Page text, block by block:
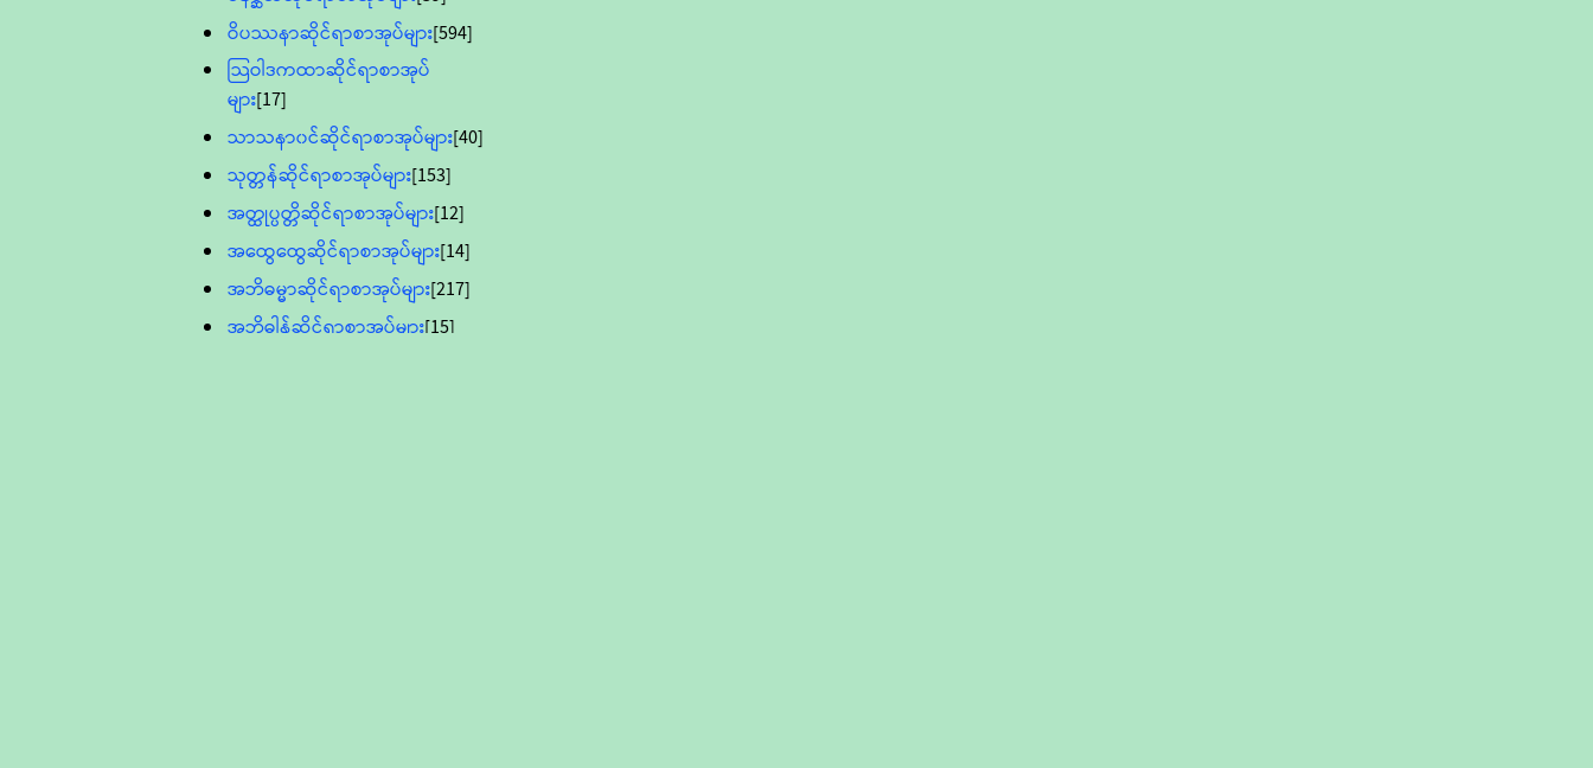
ဝိပဿနာဆိုင်ရာစာအုပ်များ[594]
သြဝါဒကထာဆိုင်ရာစာအုပ်
များ[17]
သာသနာ၀င်ဆိုင်ရာစာအုပ်များ[40]
သုတ္တန်ဆိုင်ရာစာအုပ်များ[153]
အတ္ထုပ္ပတ္တိဆိုင်ရာစာအုပ်များ[12]
အထွေထွေဆိုင်ရာစာအုပ်များ[14]
အဘိဓမ္မာဆိုင်ရာစာအုပ်များ[217]
အဘိဓါန်ဆိုင်ရာစာအုပ်များ[15]